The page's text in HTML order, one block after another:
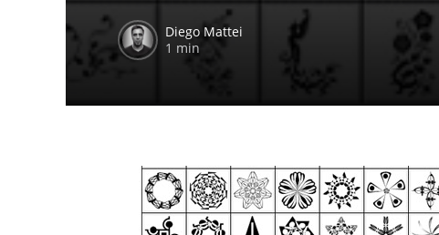
Diego Mattei
1 min